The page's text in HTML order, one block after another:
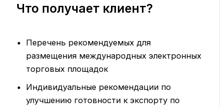
Что получает клиент?
Перечень рекомендуемых для
размещения международных электронных
торговых площадок
Индивидуальные рекомендации по
улучшению готовности к экспорту по